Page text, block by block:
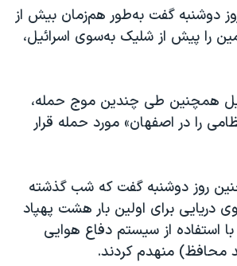
دوشنبه گفت به‌طور هم‌زمان بیش از
را پیش از شلیک به‌سوی اسرائیل،
همچنین طی چندین موج حمله،
هدف نظامی را در اصفهان» مورد حمله قرار
روز دوشنبه گفت که شب گذشته
دریایی برای اولین بار هشت پهپاد
استفاده از سیستم دفاع هوایی
محافظ) منهدم کردند.